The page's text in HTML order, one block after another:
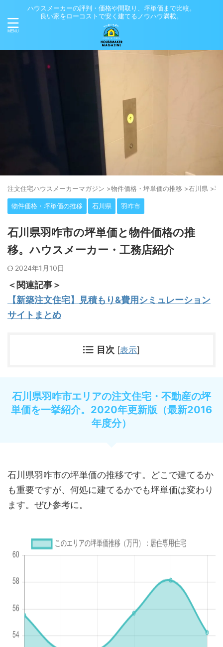
ハウスメーカーの評判・価格や間取り、坪単価まで比較。
良い家をローコストで安く建てるノウハウ満載。
注⽂住宅ハウスメーカーマガジン >物件価格・坪単価の推移 >石川県 >羽
物件価格・坪単価の推移 石川県 羽咋市
石川県羽咋市の坪単価と物件価格の推
移。ハウスメーカー・工務店紹介
2024年1月10日
＜関連記事＞
【新築注文住宅】見積もり&費用シミュレーション
サイトまとめ
目次 [表示]
石川県羽咋市エリアの注文住宅・不動産の坪
単価を一挙紹介。2020年更新版（最新2016
年度分）
石川県羽咋市の坪単価の推移です。どこで建てるか
も重要ですが、何処に建てるかでも坪単価は変わり
ます。ぜひ参考に。